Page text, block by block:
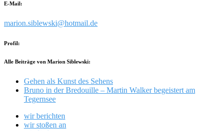
E-Mail:
marion.siblewski@hotmail.de
Profil:
Alle Beiträge von Marion Siblewski:
Gehen als Kunst des Sehens
Bruno in der Bredouille – Martin Walker begeistert am
Tegernsee
wir berichten
wir stoßen an